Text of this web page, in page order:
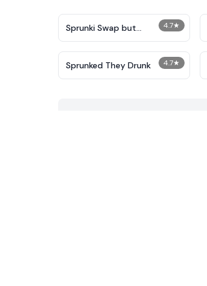
4.7★
Sprunki Swap but
Parasprunki
4.7★
Sprunked They Drunk